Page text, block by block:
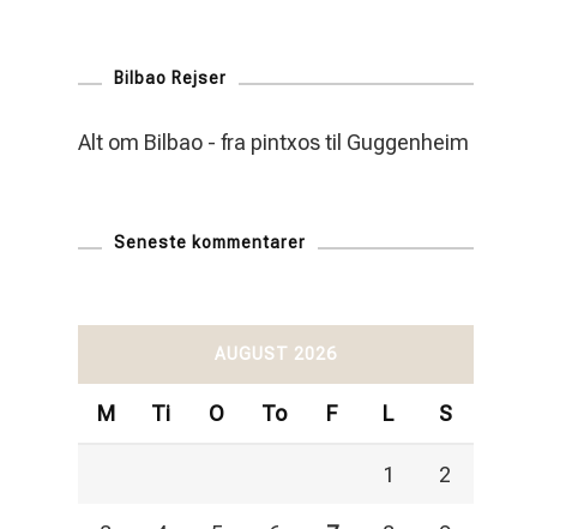
Bilbao Rejser
Alt om Bilbao - fra pintxos til Guggenheim
Seneste kommentarer
AUGUST 2026
M Ti O To F L S
1 2